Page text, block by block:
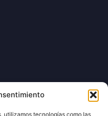
utilizamos tecnologías como las